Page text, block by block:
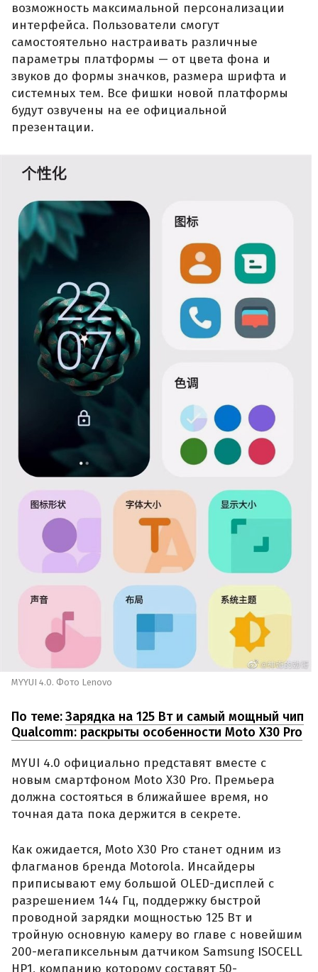
возможность максимальной персонализации
интерфейса. Пользователи смогут
самостоятельно настраивать различные
параметры платформы — от цвета фона и
звуков до формы значков, размера шрифта и
системных тем. Все фишки новой платформы
будут озвучены на ее официальной
презентации.
MYYUI 4.0. Фото Lenovo
По теме:Зарядка на 125 Вт и самый мощный чип
Qualcomm: раскрыты особенности Moto X30 Pro
MYUI 4.0 официально представят вместе с
новым смартфоном Moto X30 Pro. Премьера
должна состояться в ближайшее время, но
точная дата пока держится в секрете.
Как ожидается, Moto X30 Pro станет одним из
флагманов бренда Motorola. Инсайдеры
приписывают ему большой OLED-дисплей с
разрешением 144 Гц, поддержку быстрой
проводной зарядки мощностью 125 Вт и
тройную основную камеру во главе с новейшим
200-мегапиксельным датчиком Samsung ISOCELL
HP1, компанию которому составят 50-